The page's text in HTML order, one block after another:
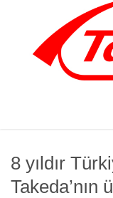
8 yıldır
Takeda’nın